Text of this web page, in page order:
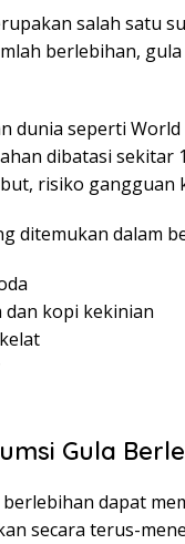
salah satu
berlebihan,
dunia seperti
dibatasi sekitar
risiko gangguan
ditemukan dalam
kopi kekinian
Gula
dapat
secara terus-